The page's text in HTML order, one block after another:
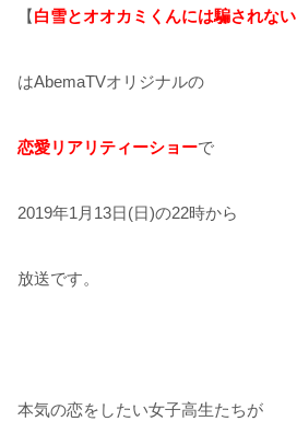
【白雪とオオカミくんには騙されない
はAbemaTVオリジナルの
恋愛リアリティーショーで
2019年1月13日(日)の22時から
放送です。
本気の恋をしたい女子高生たちが